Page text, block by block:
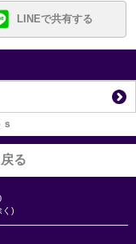
LINEで共有する
る
く)